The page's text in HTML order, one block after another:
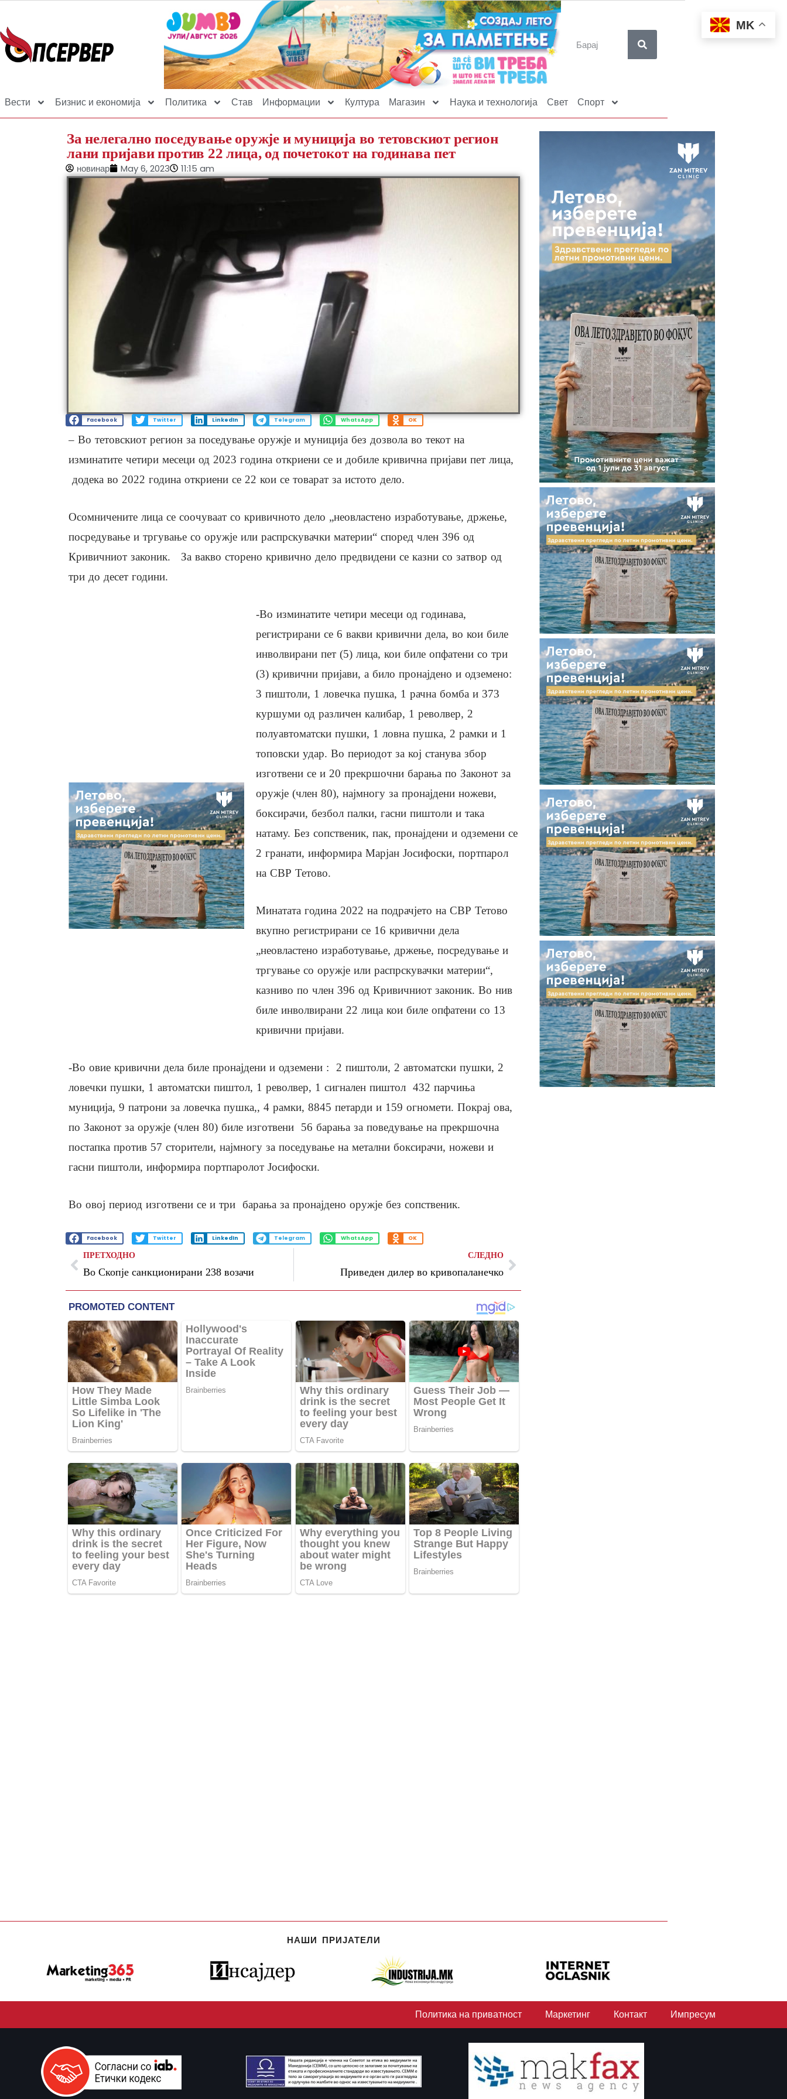
Вести Бизнис и економија Политика Став Информации Култура Магазин Наука и технологија Свет Спорт
За нелегално поседување оружје и муниција во тетовскиот регион
лани пријави против 22 лица, од почетокот на годинава пет
новинар May 6, 2023 11:15 am
Facebook Twitter LinkedIn Telegram WhatsApp OK
– Во тетовскиот регион за поседување оружје и муниција без дозвола во текот на
изминатите четири месеци од 2023 година откриени се и добиле кривична пријави пет лица,
додека во 2022 година откриени се 22 кои се товарат за истото дело.
Осомничените лица се соочуваат со кривичното дело „неовластено изработување, држење,
посредување и тргување со оружје или распрскувачки материи“ според член 396 од
Кривичниот законик. За вакво сторено кривично дело предвидени се казни со затвор од
три до десет години.
-Во изминатите четири месеци од годинава,
регистрирани се 6 вакви кривични дела, во кои биле
инволвирани пет (5) лица, кои биле опфатени со три
(3) кривични пријави, а било пронајдено и одземено:
3 пиштоли, 1 ловечка пушка, 1 рачна бомба и 373
куршуми од различен калибар, 1 револвер, 2
полуавтоматски пушки, 1 ловна пушка, 2 рамки и 1
топовски удар. Во периодот за кој станува збор
изготвени се и 20 прекршочни барања по Законот за
оружје (член 80), најмногу за пронајдени ножеви,
боксирачи, безбол палки, гасни пиштоли и така
натаму. Без сопственик, пак, пронајдени и одземени се
2 гранати, информира Марјан Јосифоски, портпарол
на СВР Тетово.
Минатата година 2022 на подрачјето на СВР Тетово
вкупно регистрирани се 16 кривични дела
„неовластено изработување, држење, посредување и
тргување со оружје или распрскувачки материи“,
казниво по член 396 од Кривичниот законик. Во нив
биле инволвирани 22 лица кои биле опфатени со 13
кривични пријави.
-Во овие кривични дела биле пронајдени и одземени : 2 пиштоли, 2 автоматски пушки, 2
ловечки пушки, 1 автоматски пиштол, 1 револвер, 1 сигнален пиштол 432 парчиња
муниција, 9 патрони за ловечка пушка,, 4 рамки, 8845 петарди и 159 огномети. Покрај ова,
по Законот за оружје (член 80) биле изготвени 56 барања за поведување на прекршочна
постапка против 57 сторители, најмногу за поседување на метални боксирачи, ножеви и
гасни пиштоли, информира портпаролот Јосифоски.
Во овој период изготвени се и три барања за пронајдено оружје без сопственик.
Facebook Twitter LinkedIn Telegram WhatsApp OK
ПРЕТХОДНО
Во Скопје санкционирани 238 возачи
СЛЕДНО
Приведен дилер во кривопаланечко
НАШИ ПРИЈАТЕЛИ
Политика на приватност Маркетинг Контакт Импресум
MK